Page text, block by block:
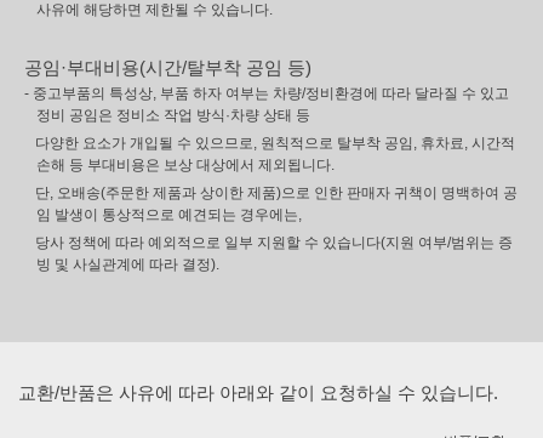
사유에 해당하면 제한될 수 있습니다.
공임·부대비용(시간/탈부착 공임 등)
- 중고부품의 특성상, 부품 하자 여부는 차량/정비환경에 따라 달라질 수 있고
정비 공임은 정비소 작업 방식·차량 상태 등
다양한 요소가 개입될 수 있으므로, 원칙적으로 탈부착 공임, 휴차료, 시간적
손해 등 부대비용은 보상 대상에서 제외됩니다.
단, 오배송(주문한 제품과 상이한 제품)으로 인한 판매자 귀책이 명백하여 공
임 발생이 통상적으로 예견되는 경우에는,
당사 정책에 따라 예외적으로 일부 지원할 수 있습니다(지원 여부/범위는 증
빙 및 사실관계에 따라 결정).
교환/반품은 사유에 따라 아래와 같이 요청하실 수 있습니다.